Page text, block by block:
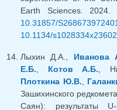
Earth Sciences.
10.31857/
10.1134/
Лыхин Д.А., Иванова
Е.Б.
Котов А.Б. ,
Плоткина Ю.В.
Зашихинского
Саян): результаты U-